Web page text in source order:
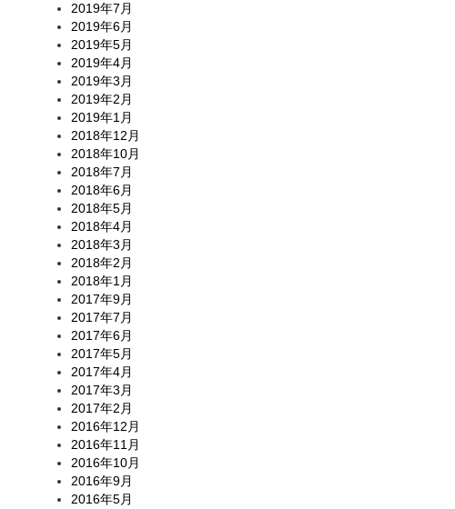
2019年7月
2019年6月
2019年5月
2019年4月
2019年3月
2019年2月
2019年1月
2018年12月
2018年10月
2018年7月
2018年6月
2018年5月
2018年4月
2018年3月
2018年2月
2018年1月
2017年9月
2017年7月
2017年6月
2017年5月
2017年4月
2017年3月
2017年2月
2016年12月
2016年11月
2016年10月
2016年9月
2016年5月